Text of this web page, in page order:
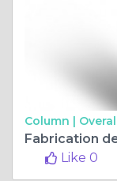
Column |
Like 0